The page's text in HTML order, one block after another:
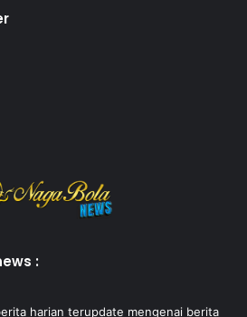
:
harian terupdate mengenai berita